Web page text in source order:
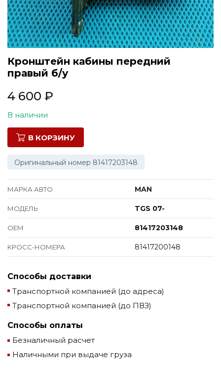
Все марки
Кронштейн кабины передний
правый б/у
4 600 ₽
В наличии
В КОРЗИНУ
Оригинальный номер 81417203148
МАРКА АВТО MAN
МОДЕЛЬ TGS 07-
ОЕМ 81417203148
КРОСС-НОМЕРА 81417200148
Способы доставки
Транспортной компанией (до адреса)
Транспортной компанией (до ПВЗ)
Способы оплаты
Безналичный расчет
Наличными при выдаче груза